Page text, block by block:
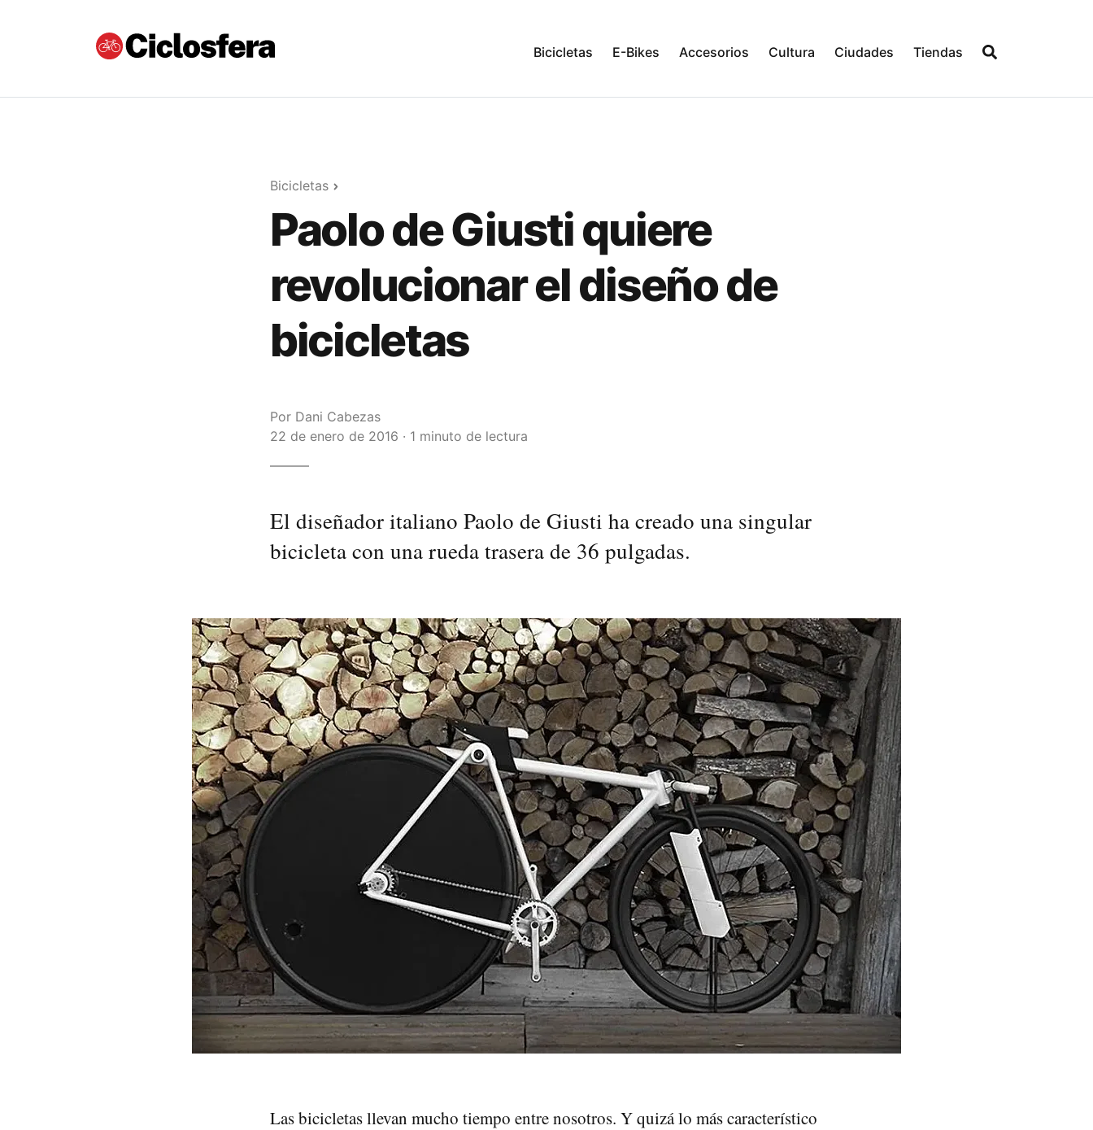
Bicicletas E-Bikes Accesorios Cultura Ciudades Tiendas
Bicicletas
Paolo de Giusti quiere
revolucionar el diseño de
bicicletas
Por Dani Cabezas
22 de enero de 2016 · 1 minuto de lectura
El diseñador italiano Paolo de Giusti ha creado una singular
bicicleta con una rueda trasera de 36 pulgadas.
Las bicicletas llevan mucho tiempo entre nosotros. Y quizá lo más característico